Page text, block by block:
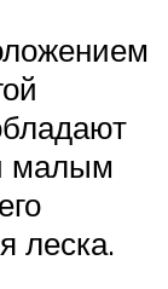
малым
леска.